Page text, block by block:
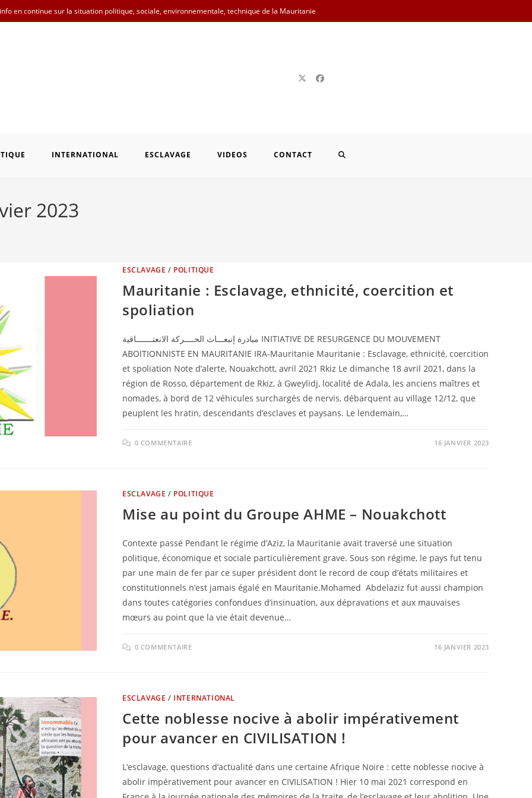
en continue sur la situation politique, sociale, environnementale, technique de la Mauritanie
INTERNATIONAL ESCLAVAGE VIDEOS CONTACT TOGGLE
2023
ESCLAVAGE / POLITIQUE
Mauritanie : Esclavage, ethnicité, coercition et
spoliation
مبادرة إنبعـــاث الحــــركة الانعتـــــــاقية INITIATIVE DE RESURGENCE DU MOUVEMENT
ABOITIONNISTE EN MAURITANIE IRA-Mauritanie Mauritanie : Esclavage, ethnicité, coercition
et spoliation Note d’alerte, Nouakchott, avril 2021 Rkiz Le dimanche 18 avril 2021, dans la
région de Rosso, département de Rkiz, à Gweylidj, localité de Adala, les anciens maîtres et
nomades, à bord de 12 véhicules surchargés de nervis, débarquent au village 12/12, que
peuplent les hratin, descendants d’esclaves et paysans. Le lendemain,…
0 COMMENTAIRE 16 JANVIER 2023
ESCLAVAGE / POLITIQUE
Mise au point du Groupe AHME – Nouakchott
Contexte passé Pendant le régime d’Aziz, la Mauritanie avait traversé une situation
politique, économique et sociale particulièrement grave. Sous son régime, le pays fut tenu
par une main de fer par ce super président dont le record de coup d’états militaires et
constitutionnels n’est jamais égalé en Mauritanie.Mohamed Abdelaziz fut aussi champion
dans toutes catégories confondues d’insinuation, aux dépravations et aux mauvaises
mœurs au point que la vie était devenue…
0 COMMENTAIRE 16 JANVIER 2023
ESCLAVAGE / INTERNATIONAL
Cette noblesse nocive à abolir impérativement
pour avancer en CIVILISATION !
L’esclavage, questions d’actualité dans une certaine Afrique Noire : cette noblesse nocive à
abolir impérativement pour avancer en CIVILISATION ! Hier 10 mai 2021 correspond en